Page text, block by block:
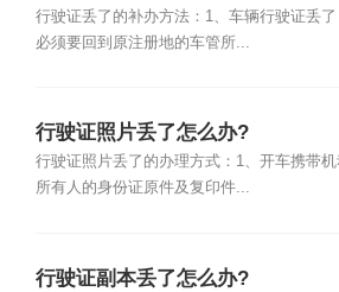
行驶证丢了的补办方法：1、车辆行驶证丢了
必须要回到原注册地的车管所...
行驶证照片丢了怎么办?
行驶证照片丢了的办理方式：1、开车携带
所有人的身份证原件及复印件...
行驶证副本丢了怎么办?